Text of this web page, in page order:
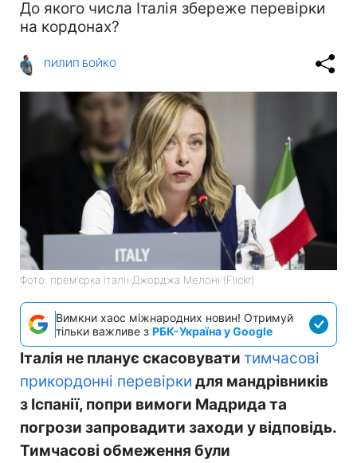
До якого числа Італія збереже перевірки
на кордонах?
ПИЛИП БОЙКО
Фото: прем'єрка Італії Джорджа Мелоні (Flickr)
Вимкни хаос міжнародних новин! Отримуй
тільки важливе з РБК-Україна у Google
Італія не планує скасовувати тимчасові
прикордонні перевірки для мандрівників
з Іспанії, попри вимоги Мадрида та
погрози запровадити заходи у відповідь.
Тимчасові обмеження були